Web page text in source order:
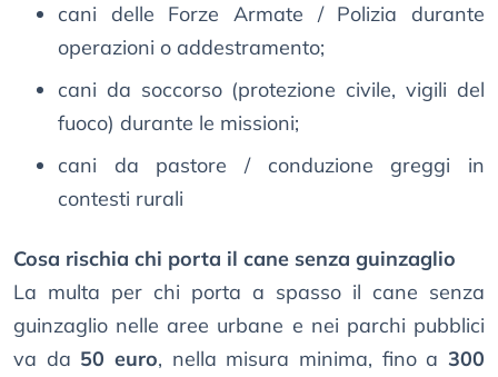
cani delle Forze Armate / Polizia durante
operazioni o addestramento;
cani da soccorso (protezione civile, vigili del
fuoco) durante le missioni;
cani da pastore / conduzione greggi in
contesti rurali
Cosa rischia chi porta il cane senza guinzaglio
La multa per chi porta a spasso il cane senza
guinzaglio nelle aree urbane e nei parchi pubblici
va da 50 euro, nella misura minima, fino a300